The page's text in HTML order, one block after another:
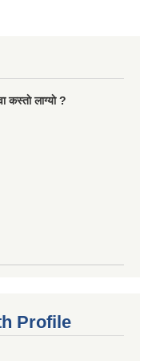
कस्ताे लाग्याे ?
Profile